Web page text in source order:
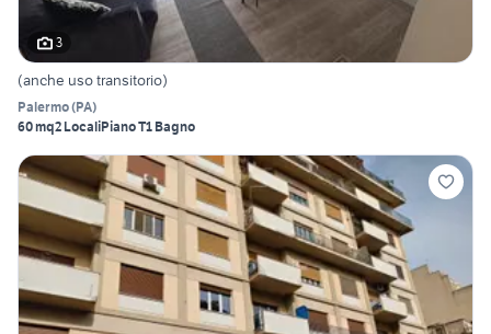
3
(anche uso transitorio)
Palermo(PA)
60 mq2 LocaliPiano T1 Bagno